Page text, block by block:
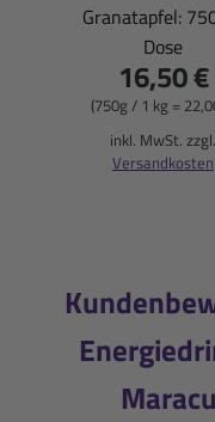
Granatapfel:
Dose
16,50 €
(750g / 1 kg =
inkl. MwSt. zzgl.
Versandkosten